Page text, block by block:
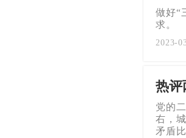
做好“
求。
2023-
热评
党的
右，
矛盾